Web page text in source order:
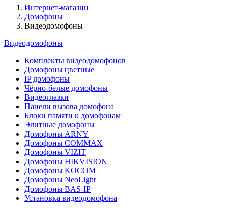
Интернет-магазин
Домофоны
Видеодомофоны
Видеодомофоны
Комплекты видеодомофонов
Домофоны цветные
IP домофоны
Чёрно-белые домофоны
Видеоглазки
Панели вызова домофона
Блоки памяти к домофонам
Элитные домофоны
Домофоны ARNY
Домофоны COMMAX
Домофоны VIZIT
Домофоны HIKVISION
Домофоны KOCOM
Домофоны NeoLight
Домофоны BAS-IP
Установка видеодомофона